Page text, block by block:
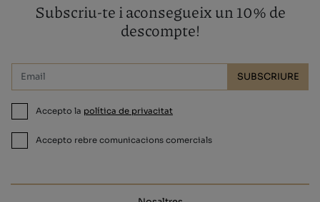
Subscriu-te i aconsegueix un 10% de
descompte!
SUBSCRIURE
Accepto la política de privacitat
Accepto rebre comunicacions comercials